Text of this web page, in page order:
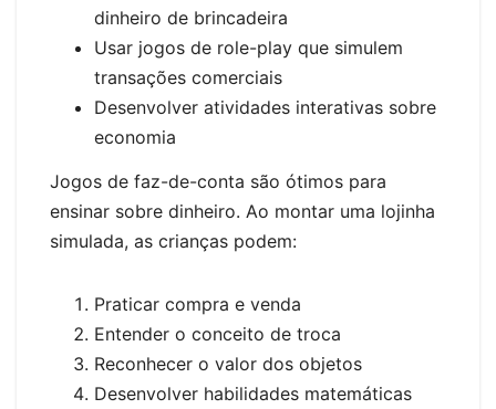
dinheiro de brincadeira
Usar jogos de role-play que simulem
transações comerciais
Desenvolver atividades interativas sobre
economia
Jogos de faz-de-conta são ótimos para
ensinar sobre dinheiro. Ao montar uma lojinha
simulada, as crianças podem:
Praticar compra e venda
Entender o conceito de troca
Reconhecer o valor dos objetos
Desenvolver habilidades matemáticas